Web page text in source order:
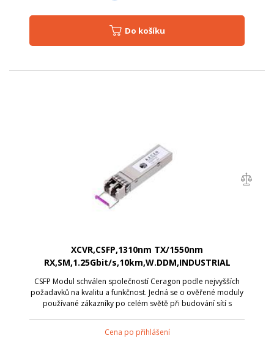
Do košíku
XCVR,CSFP,1310nm TX/1550nm
RX,SM,1.25Gbit/s,10km,W.DDM,INDUSTRIAL
CSFP Modul schválen společností Ceragon podle nejvyšších
požadavků na kvalitu a funkčnost. Jedná se o ověřené moduly
používané zákazníky po celém světě při budování sítí s
Cena po přihlášení